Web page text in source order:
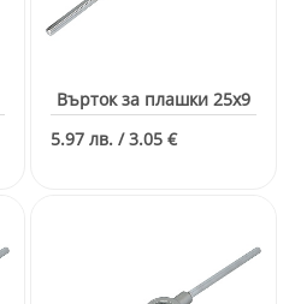
Върток за плашки 25х9
5.97 лв. / 3.05 €